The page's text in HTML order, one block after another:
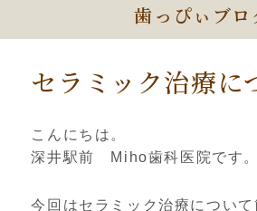
歯っぴぃブロ
セラミック治療に
こんにちは。
深井駅前 Miho歯科医院です。
今回はセラミック治療について